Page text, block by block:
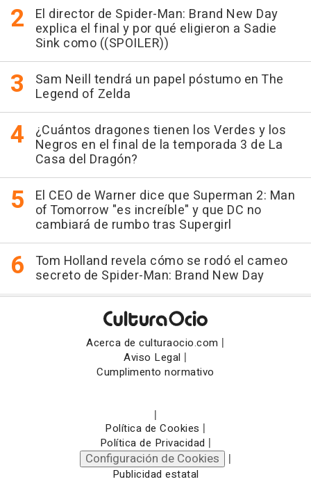
El director de Spider-Man: Brand New Day
explica el final y por qué eligieron a Sadie
Sink como ((SPOILER))
Sam Neill tendrá un papel póstumo en The
Legend of Zelda
¿Cuántos dragones tienen los Verdes y los
Negros en el final de la temporada 3 de La
Casa del Dragón?
El CEO de Warner dice que Superman 2: Man
of Tomorrow "es increíble" y que DC no
cambiará de rumbo tras Supergirl
Tom Holland revela cómo se rodó el cameo
secreto de Spider-Man: Brand New Day
Acerca de culturaocio.com |
Aviso Legal |
Cumplimento normativo
|
Política de Cookies |
Política de Privacidad |
Configuración de Cookies |
Publicidad estatal